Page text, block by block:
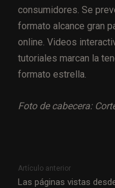
consumidores. Se
formato alcance gran
online. Videos
tutoriales marcan la
formato estrella.
Foto de cabecera:
Artículo anterior
Las páginas vistas